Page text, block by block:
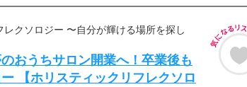
レクソロジー 〜自分が輝ける場所を探し
おうちサロン開業へ！卒業後も
【ホリスティックリフレクソロ